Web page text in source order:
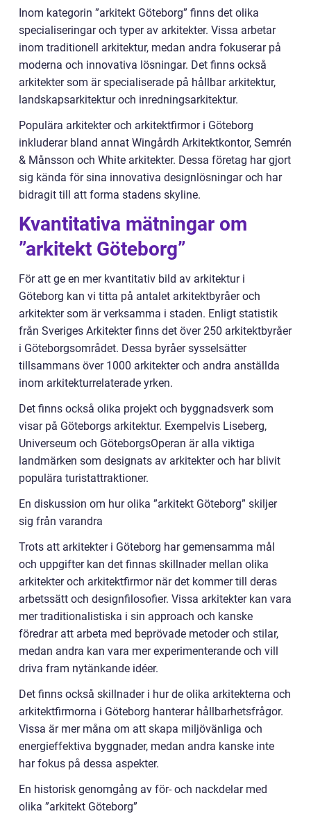
Inom kategorin ”arkitekt Göteborg” finns det olika
specialiseringar och typer av arkitekter. Vissa arbetar
inom traditionell arkitektur, medan andra fokuserar på
moderna och innovativa lösningar. Det finns också
arkitekter som är specialiserade på hållbar arkitektur,
landskapsarkitektur och inredningsarkitektur.
Populära arkitekter och arkitektfirmor i Göteborg
inkluderar bland annat Wingårdh Arkitektkontor, Semrén
& Månsson och White arkitekter. Dessa företag har gjort
sig kända för sina innovativa designlösningar och har
bidragit till att forma stadens skyline.
Kvantitativa mätningar om
”arkitekt Göteborg”
För att ge en mer kvantitativ bild av arkitektur i
Göteborg kan vi titta på antalet arkitektbyråer och
arkitekter som är verksamma i staden. Enligt statistik
från Sveriges Arkitekter finns det över 250 arkitektbyråer
i Göteborgsområdet. Dessa byråer sysselsätter
tillsammans över 1000 arkitekter och andra anställda
inom arkitekturrelaterade yrken.
Det finns också olika projekt och byggnadsverk som
visar på Göteborgs arkitektur. Exempelvis Liseberg,
Universeum och GöteborgsOperan är alla viktiga
landmärken som designats av arkitekter och har blivit
populära turistattraktioner.
En diskussion om hur olika ”arkitekt Göteborg” skiljer
sig från varandra
Trots att arkitekter i Göteborg har gemensamma mål
och uppgifter kan det finnas skillnader mellan olika
arkitekter och arkitektfirmor när det kommer till deras
arbetssätt och designfilosofier. Vissa arkitekter kan vara
mer traditionalistiska i sin approach och kanske
föredrar att arbeta med beprövade metoder och stilar,
medan andra kan vara mer experimenterande och vill
driva fram nytänkande idéer.
Det finns också skillnader i hur de olika arkitekterna och
arkitektfirmorna i Göteborg hanterar hållbarhetsfrågor.
Vissa är mer måna om att skapa miljövänliga och
energieffektiva byggnader, medan andra kanske inte
har fokus på dessa aspekter.
En historisk genomgång av för- och nackdelar med
olika ”arkitekt Göteborg”